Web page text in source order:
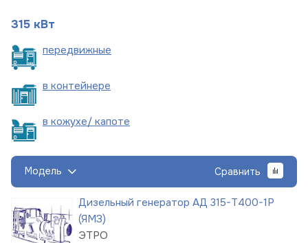
315 кВт
передвижные
в контейнере
в кожухе/ капоте
Модель Сравнить
Дизельный генератор АД 315-Т400-1Р
(ЯМЗ)
ЭТРО